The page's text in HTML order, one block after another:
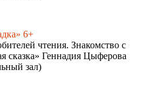
6+
чтения. Знакомство с
сказка» Геннадия Цыферова
зал)